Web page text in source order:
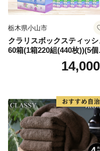
栃木県小山市
クラリスボックスティッシ
60箱(1箱220組(440枚))(5個
り×12セット)【1256759】
14,000